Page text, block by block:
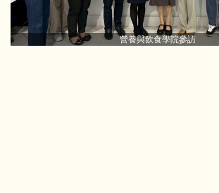
營養與飲食學院參訪